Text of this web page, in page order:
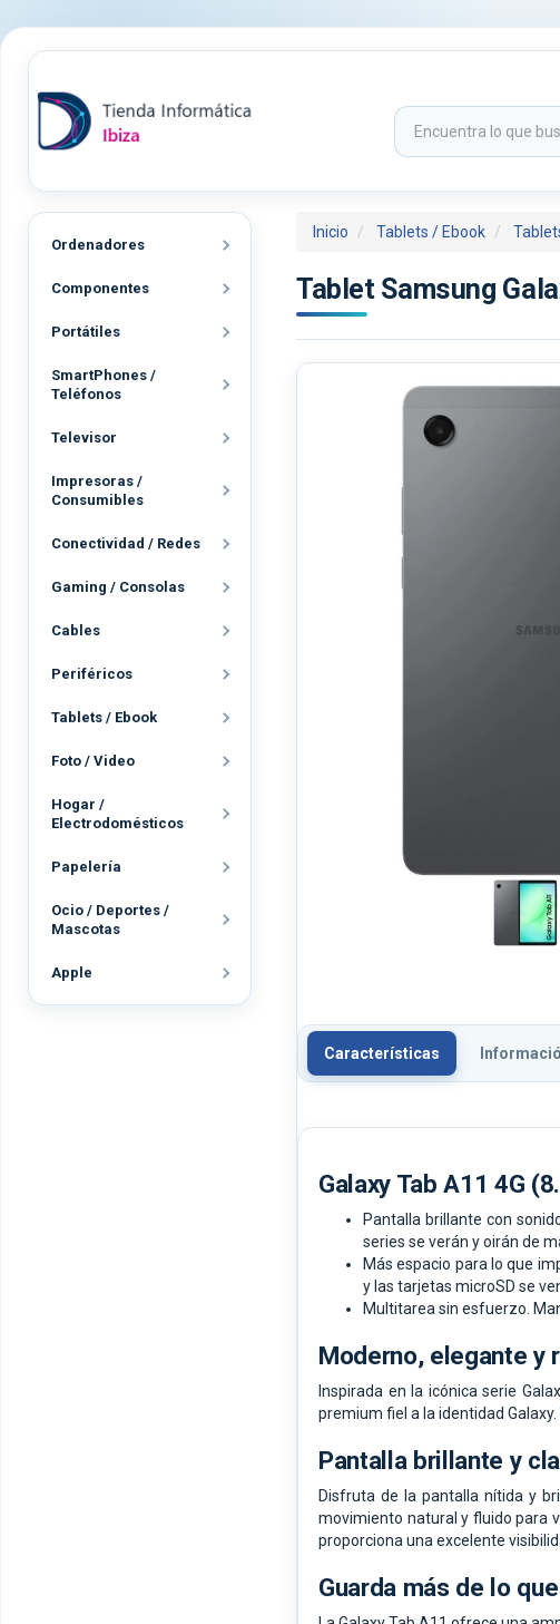
Ordenadores
Componentes
Portátiles
SmartPhones /
Teléfonos
Televisor
Impresoras /
Consumibles
Conectividad / Redes
Gaming / Consolas
Cables
Periféricos
Tablets / Ebook
Foto / Video
Hogar /
Electrodomésticos
Papelería
Ocio / Deportes /
Mascotas
Apple
Inicio Tablets / Ebook
Tablet Samsung
Características
Galaxy Tab A11 4G
Pantalla brillante con
series se verán y oirán de
Más espacio para lo que
y las tarjetas microSD se
Multitarea sin esfuerzo.
Moderno, elegante y
Inspirada en la icónica serie
premium fiel a la identidad
Pantalla brillante y
Disfruta de la pantalla nítida y
movimiento natural y fluido para
proporciona una excelente
Guarda más de lo